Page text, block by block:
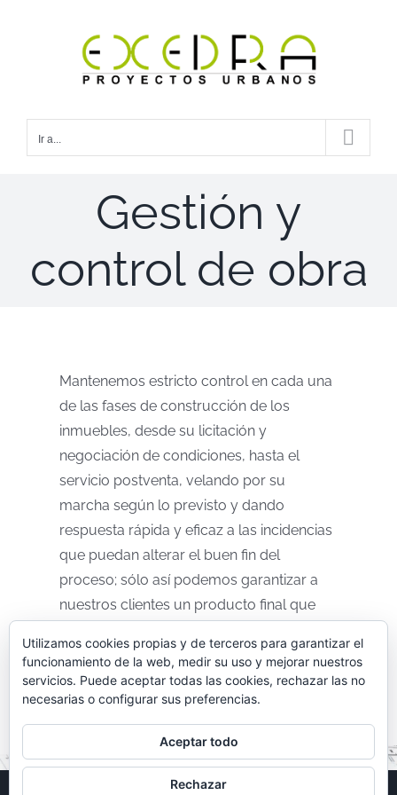
Ir a...
Gestión y
control de obra
Mantenemos estricto control en cada una
de las fases de construcción de los
inmuebles, desde su licitación y
negociación de condiciones, hasta el
servicio postventa, velando por su
marcha según lo previsto y dando
respuesta rápida y eficaz a las incidencias
que puedan alterar el buen fin del
proceso; sólo así podemos garantizar a
nuestros clientes un producto final que
expectativas sin mayor coste que el
estrictamente necesario.
Utilizamos cookies propias y de terceros para garantizar el
funcionamiento de la web, medir su uso y mejorar nuestros
servicios. Puede aceptar todas las cookies, rechazar las no
necesarias o configurar sus preferencias.
Aceptar todo
Rechazar